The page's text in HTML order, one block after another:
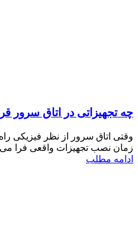
چه تجهیزاتی در اتاق سرور
وقتی اتاق سرور از نظر فیزیکی
زمان نصب تجهیزات واقعی فرا
ادامه مطلب